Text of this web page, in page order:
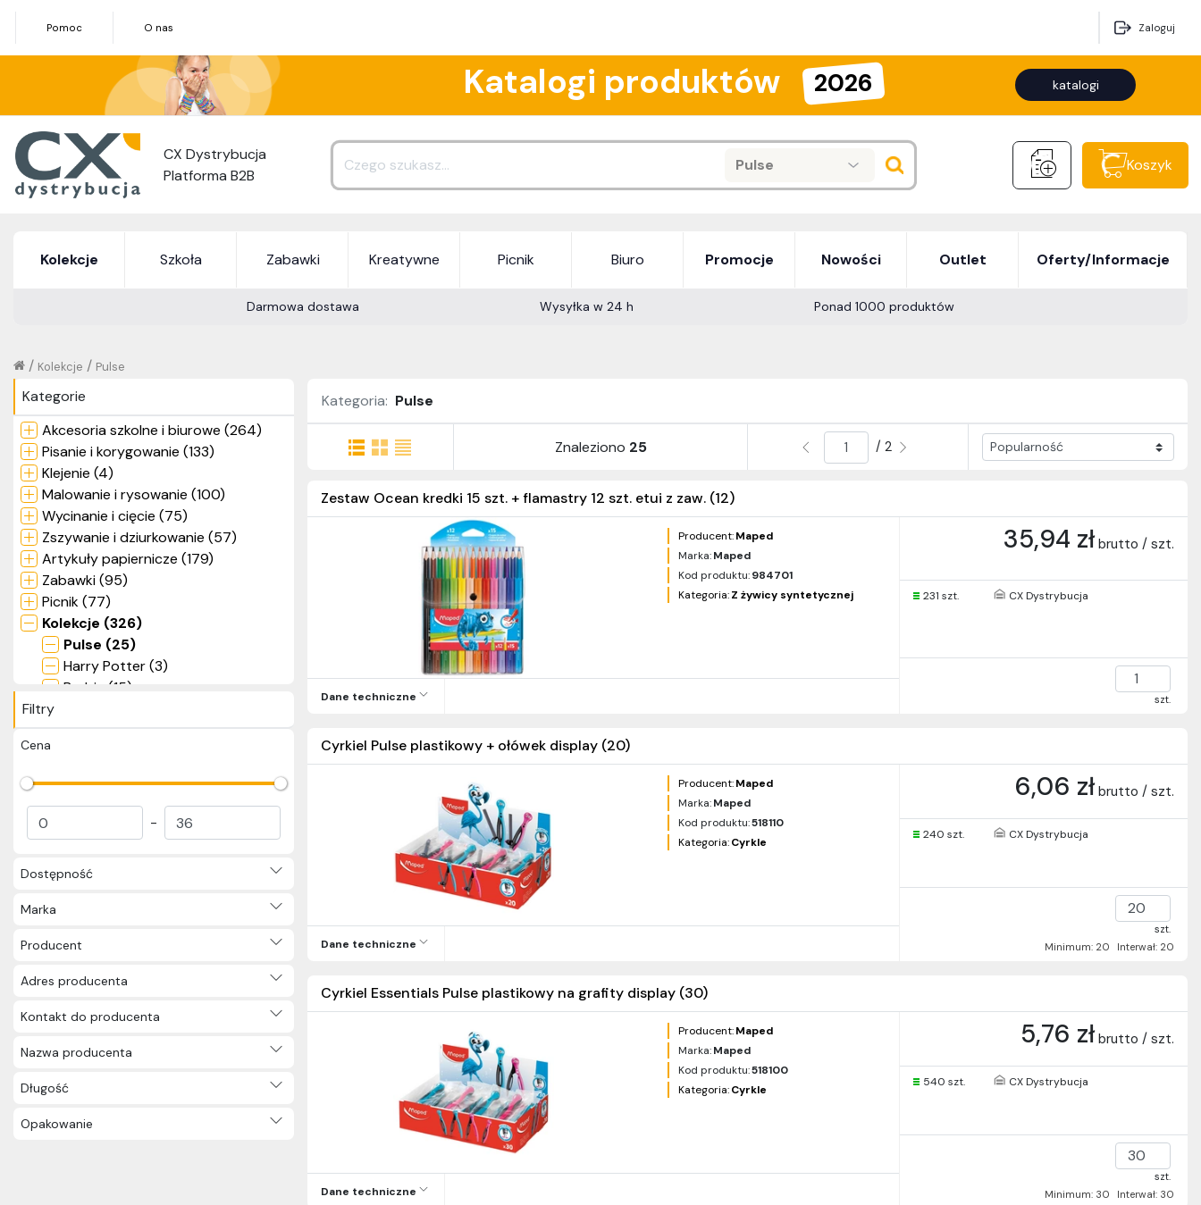
Pomoc O nas Zaloguj
Katalogi produktów 2026 katalogi
CX Dystrybucja
Platforma B2B
Pulse
Search Koszyk
Kolekcje Szkoła Zabawki Kreatywne Picnik Biuro Promocje Nowości Outlet Oferty/Informacje
Darmowa dostawa Wysyłka w 24 h Ponad 1000 produktów
Pulse
/
Kolekcje
/
Kategorie
Akcesoria szkolne i biurowe (264)
Pisanie i korygowanie (133)
Klejenie (4)
Malowanie i rysowanie (100)
Wycinanie i cięcie (75)
Zszywanie i dziurkowanie (57)
Artykuły papiernicze (179)
Zabawki (95)
Picnik (77)
Kolekcje (326)
Pulse (25)
Harry Potter (3)
Barbie (15)
Superman (7)
Miniz (21)
Nagrodzone (8)
Mini Cute (3)
Croc Croc (17)
Early Age (16)
FSC (14)
Arctic (16)
Dragon (20)
Filtry
Cena
-
Dostępność
Marka
Producent
Adres producenta
Kontakt do producenta
Nazwa producenta
Długość
Opakowanie
Kategoria: Pulse
Znaleziono 25 / 2
Zestaw Ocean kredki 15 szt. + flamastry 12 szt. etui z zaw. (12)
Producent:Maped
Marka:Maped
Kod produktu:984701
Kategoria:Z żywicy syntetycznej
Dane techniczne
35,94 zł brutto / szt.
231 szt. CX Dystrybucja
szt.
Cyrkiel Pulse plastikowy + ołówek display (20)
Producent:Maped
Marka:Maped
Kod produktu:518110
Kategoria:Cyrkle
Dane techniczne
6,06 zł brutto / szt.
240 szt. CX Dystrybucja
szt.
Minimum: 20
Interwał: 20
Cyrkiel Essentials Pulse plastikowy na grafity display (30)
Producent:Maped
Marka:Maped
Kod produktu:518100
Kategoria:Cyrkle
Dane techniczne
5,76 zł brutto / szt.
540 szt. CX Dystrybucja
szt.
Minimum: 30
Interwał: 30